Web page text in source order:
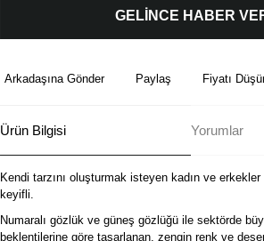
GELİNCE HABER
Arkadaşına Gönder Paylaş Fiyatı
Ürün Bilgisi Yorumlar
Kendi tarzını oluşturmak isteyen kadın ve
keyifli.
Numaralı gözlük ve güneş gözlüğü ile sektörde
beklentilerine göre tasarlanan, zengin renk ve